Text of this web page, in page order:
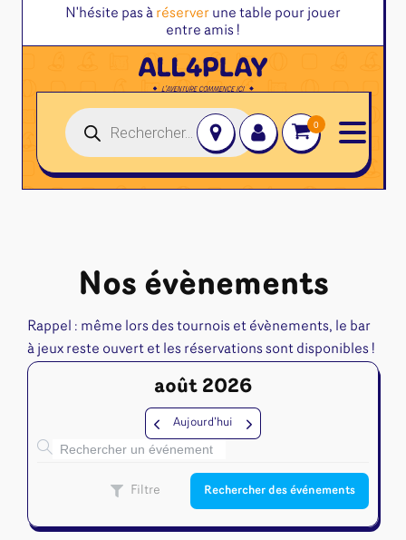
Bienvenue sur All4Play.fr !
N'hésite pas à réserver une table pour jouer
entre amis !
Jeux de société
Jeux experts
Jeux d'ambiance
Jeu Duo
Jeux de cartes
Magic l'assemblée
Pokemon
Star Wars Unlimited
Flesh and Blood
Riftbound - League of Legends
Naruto Mythos
Deck box
Divers rangement
Goodies & autres
Protège-Cartes
Tapis de jeu
Recherche
de
produits
Nos évènements
Rappel : même lors des tournois et évènements, le bar
à jeux reste ouvert et les réservations sont disponibles !
août 2026
Aujourd’hui
Filtre Rechercher des événements